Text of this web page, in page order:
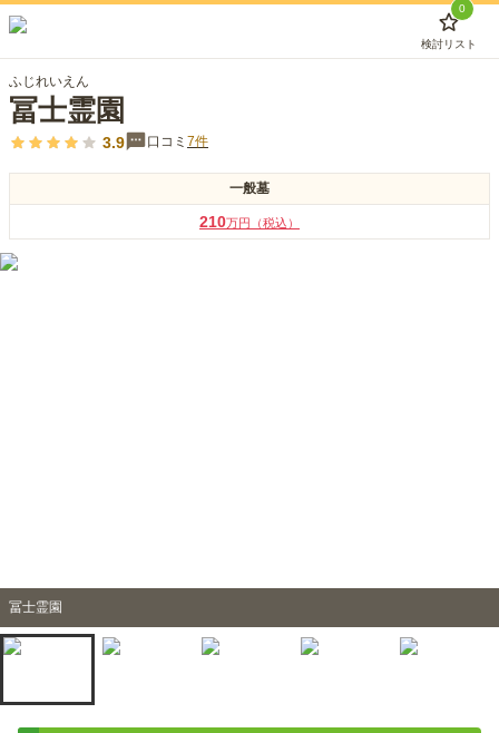
0
検討リスト
ふじれいえん
冨士霊園
3.9 口コミ 7件
一般墓
210万円（税込）
冨士霊園